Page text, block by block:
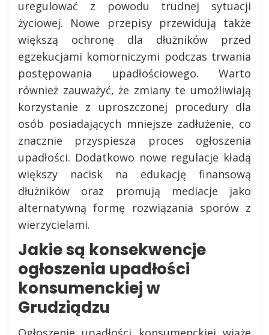
uregulować z powodu trudnej sytuacji
życiowej. Nowe przepisy przewidują także
większą ochronę dla dłużników przed
egzekucjami komorniczymi podczas trwania
postępowania upadłościowego. Warto
również zauważyć, że zmiany te umożliwiają
korzystanie z uproszczonej procedury dla
osób posiadających mniejsze zadłużenie, co
znacznie przyspiesza proces ogłoszenia
upadłości. Dodatkowo nowe regulacje kładą
większy nacisk na edukację finansową
dłużników oraz promują mediacje jako
alternatywną formę rozwiązania sporów z
wierzycielami.
Jakie są konsekwencje
ogłoszenia upadłości
konsumenckiej w
Grudziądzu